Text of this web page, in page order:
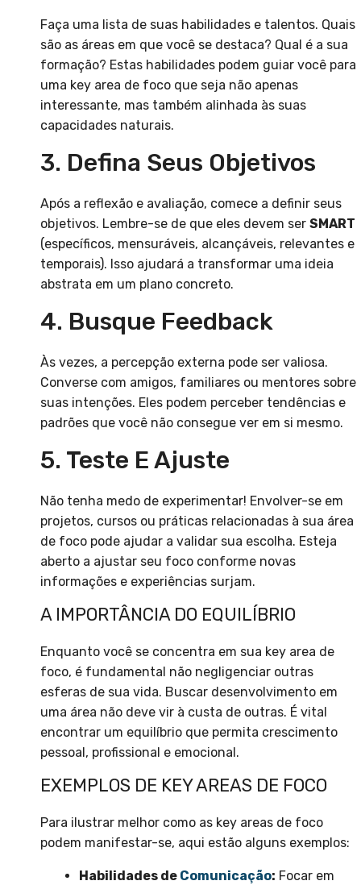
Faça uma lista de suas habilidades e talentos. Quais
são as áreas em que você se destaca? Qual é a sua
formação? Estas habilidades podem guiar você para
uma key area de foco que seja não apenas
interessante, mas também alinhada às suas
capacidades naturais.
3. Defina Seus Objetivos
Após a reflexão e avaliação, comece a definir seus
objetivos. Lembre-se de que eles devem ser SMART
(específicos, mensuráveis, alcançáveis, relevantes e
temporais). Isso ajudará a transformar uma ideia
abstrata em um plano concreto.
4. Busque Feedback
Às vezes, a percepção externa pode ser valiosa.
Converse com amigos, familiares ou mentores sobre
suas intenções. Eles podem perceber tendências e
padrões que você não consegue ver em si mesmo.
5. Teste E Ajuste
Não tenha medo de experimentar! Envolver-se em
projetos, cursos ou práticas relacionadas à sua área
de foco pode ajudar a validar sua escolha. Esteja
aberto a ajustar seu foco conforme novas
informações e experiências surjam.
A IMPORTÂNCIA DO EQUILÍBRIO
Enquanto você se concentra em sua key area de
foco, é fundamental não negligenciar outras
esferas de sua vida. Buscar desenvolvimento em
uma área não deve vir à custa de outras. É vital
encontrar um equilíbrio que permita crescimento
pessoal, profissional e emocional.
EXEMPLOS DE KEY AREAS DE FOCO
Para ilustrar melhor como as key areas de foco
podem manifestar-se, aqui estão alguns exemplos:
Habilidades de Comunicação: Focar em